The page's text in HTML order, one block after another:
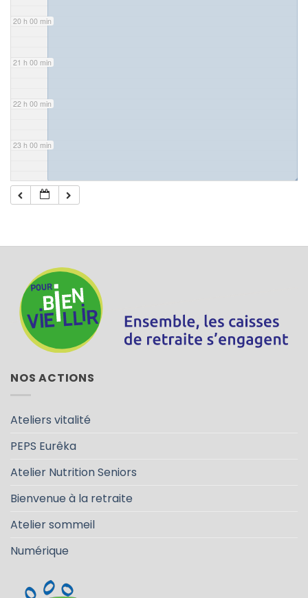
20 h 00 min
21 h 00 min
22 h 00 min
23 h 00 min
◢
NOS ACTIONS
Ateliers vitalité
PEPS Eurêka
Atelier Nutrition Seniors
Bienvenue à la retraite
Atelier sommeil
Numérique